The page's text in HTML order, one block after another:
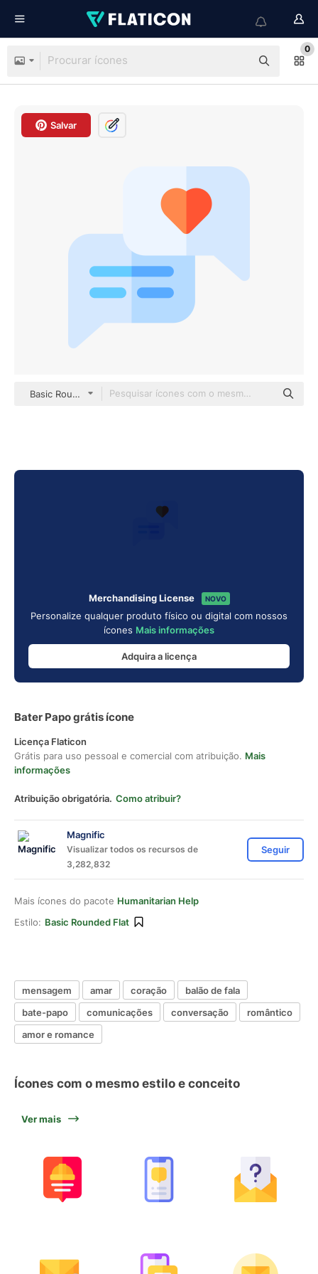
0
Salvar
Basic Rounded Flat
Merchandising License NOVO
Personalize qualquer produto físico ou digital com nossos
ícones Mais informações
Adquira a licença
Bater Papo grátis ícone
Licença Flaticon
Grátis para uso pessoal e comercial com atribuição. Mais
informações
Atribuição obrigatória. Como atribuir?
Magnific
Visualizar todos os recursos de
3,282,832
Seguir
Mais ícones do pacote Humanitarian Help
Estilo: Basic Rounded Flat
mensagem amar coração
balão de fala
bate-papo
comunicações conversação
romântico
amor e romance
Ícones com o mesmo estilo e conceito
Ver mais